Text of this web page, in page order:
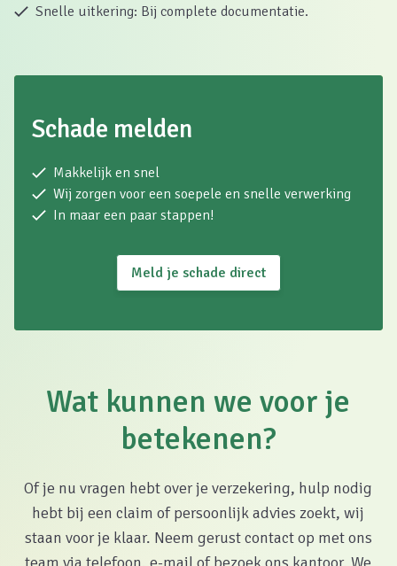
Snelle uitkering: Bij complete documentatie.
Schade melden
Makkelijk en snel
Wij zorgen voor een soepele en snelle verwerking
In maar een paar stappen!
Meld je schade direct
Wat kunnen we voor je
betekenen?
Of je nu vragen hebt over je verzekering, hulp nodig
hebt bij een claim of persoonlijk advies zoekt, wij
staan voor je klaar. Neem gerust contact op met ons